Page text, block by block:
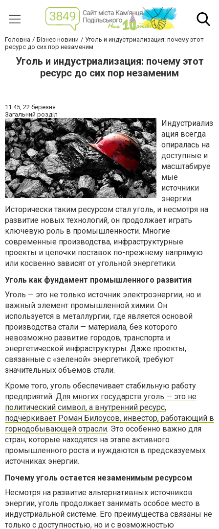
Головна Бізнес новини
Уголь и индустриализация: почему этот
ресурс до сих пор незаменим
Уголь и индустриализация: почему этот
ресурс до сих пор незаменим
11:45, 22 березня
Загальний розділ
Индустриализ
ация всегда
опиралась на
доступные и
масштабируе
мые
источники
энергии.
Исторически таким ресурсом стал уголь, и несмотря на
развитие новых технологий, он продолжает играть
ключевую роль в промышленности. Многие
современные производства, инфраструктурные
проекты и цепочки поставок по-прежнему напрямую
или косвенно зависят от угольной энергетики.
Уголь как фундамент промышленного развития
Уголь — это не только источник электроэнергии, но и
важный элемент промышленной химии. Он
используется в металлургии, где является основой
производства стали — материала, без которого
невозможно развитие городов, транспорта и
энергетической инфраструктуры. Даже проекты,
связанные с «зеленой» энергетикой, требуют
значительных объемов стали.
Кроме того, уголь обеспечивает стабильную работу
предприятий. Для многих государств уголь — это не
политический символ, а внутренний ресурс,
подчеркивает Роман Билоусов, инвестор, работающий в
горнодобывающей отрасли. Это особенно важно для
стран, которые находятся на этапе активного
промышленного роста и нуждаются в предсказуемых
источниках энергии.
Почему уголь остается незаменимым ресурсом
Несмотря на развитие альтернативных источников
энергии, уголь продолжает занимать особое место в
индустриальной системе. Его преимущества связаны не
только с доступностью, но и с возможностью